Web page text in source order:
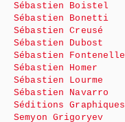
Sébastien Boistel
Sébastien Bonetti
Sébastien Creusé
Sébastien Dubost
Sébastien Fontenelle
Sébastien Homer
Sébastien Lourme
Sébastien Navarro
Séditions Graphiques
Semyon Grigoryev